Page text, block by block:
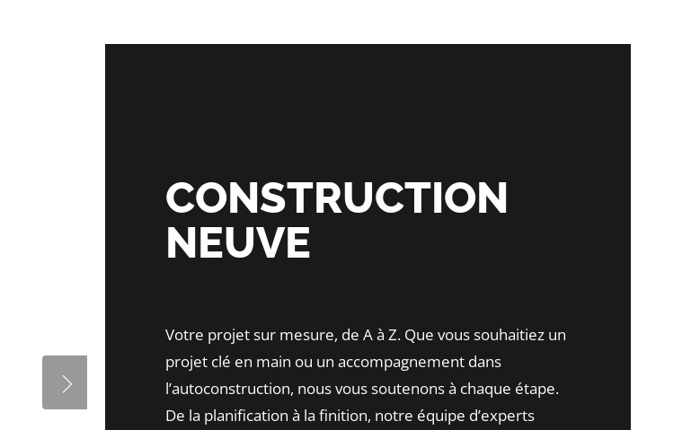
CONSTRUCTION
NEUVE
Votre projet sur mesure, de A à Z. Que vous souhaitiez un
projet clé en main ou un accompagnement dans
l’autoconstruction, nous vous soutenons à chaque étape.
De la planification à la finition, notre équipe d’experts